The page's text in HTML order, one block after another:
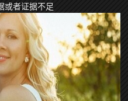
或者证据不足